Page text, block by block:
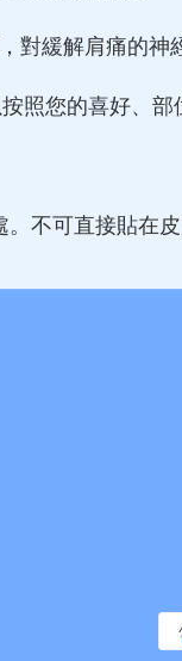
對緩解肩痛的神
照您的喜好、部
不可直接貼在